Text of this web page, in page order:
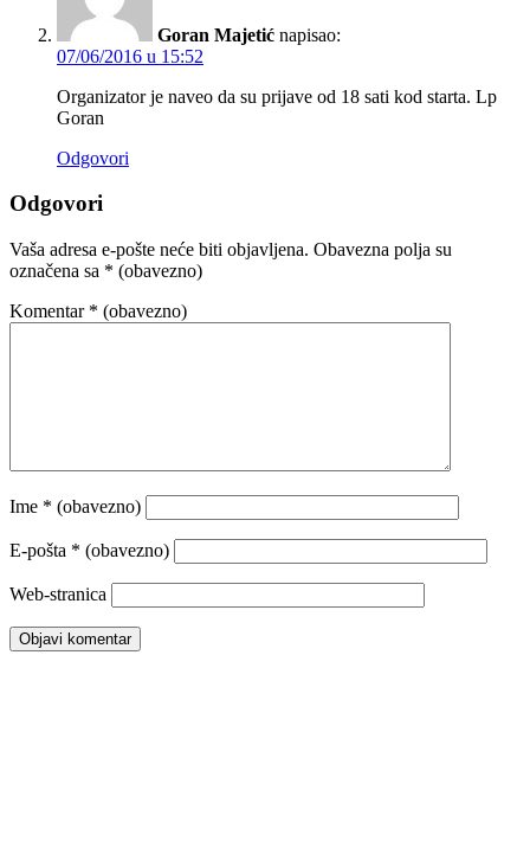
Goran Majetić napisao:
07/06/2016 u 15:52
Organizator je naveo da su prijave od 18 sati kod starta. Lp
Goran
Odgovori
Odgovori
Vaša adresa e-pošte neće biti objavljena. Obavezna polja su
označena sa * (obavezno)
Komentar * (obavezno)
Ime * (obavezno)
E-pošta * (obavezno)
Web-stranica